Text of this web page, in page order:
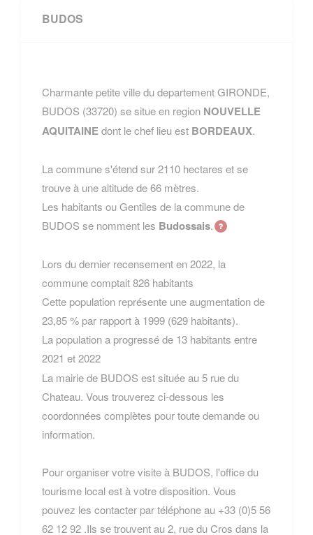
BUDOS
Charmante petite ville du departement GIRONDE,
BUDOS (33720) se situe en region NOUVELLE
AQUITAINEdont le chef lieu est BORDEAUX.
La commune s'étend sur 2110 hectares et se
trouve à une altitude de 66 mètres.
Les habitants ou Gentiles de la commune de
BUDOS se nomment les Budossais.
Lors du dernier recensement en 2022, la
commune comptait 826 habitants
Cette population représente une augmentation de
23,85 % par rapport à 1999 (629 habitants).
La population a progressé de 13 habitants entre
2021 et 2022
La mairie de BUDOS est située au 5 rue du
Chateau. Vous trouverez ci-dessous les
coordonnées complètes pour toute demande ou
information.
Pour organiser votre visite à BUDOS, l'office du
tourisme local est à votre disposition. Vous
pouvez les contacter par téléphone au +33 (0)5 56
62 12 92 .Ils se trouvent au 2, rue du Cros dans la